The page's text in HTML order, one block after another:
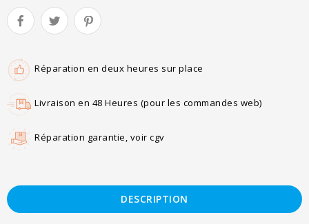
Réparation en deux heures sur place
Livraison en 48 Heures (pour les commandes web)
Réparation garantie, voir cgv
DESCRIPTION